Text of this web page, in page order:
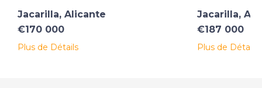
Jacarilla, Alicante
€170 000
Plus de Détails
Jacarilla,
€187 000
Plus de Détails